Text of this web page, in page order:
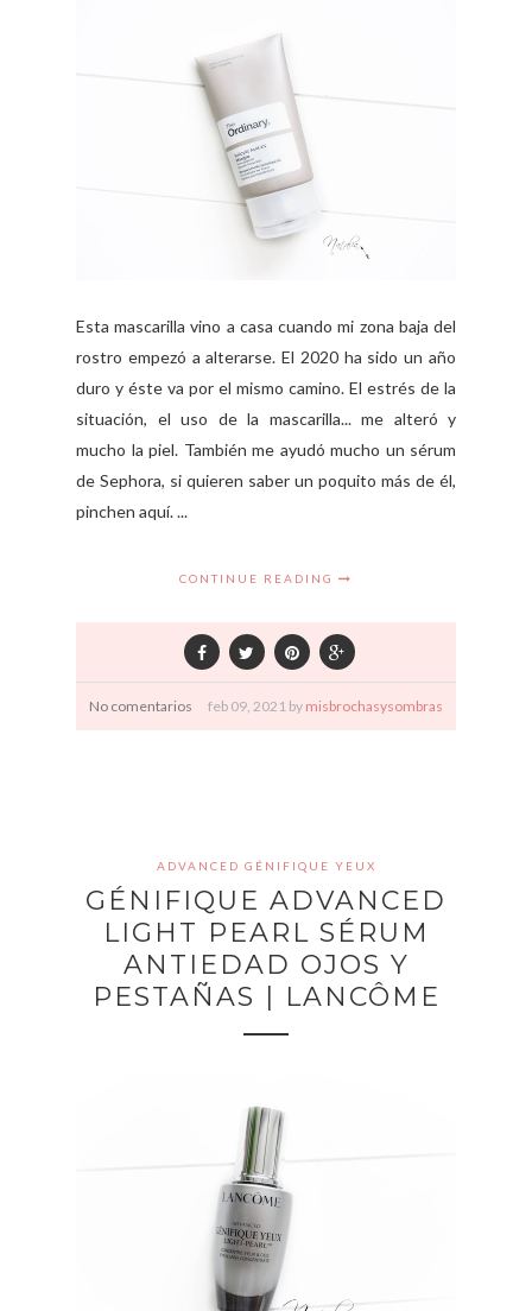
Esta mascarilla vino a casa cuando mi zona baja del
rostro empezó a alterarse. El 2020 ha sido un año
duro y éste va por el mismo camino. El estrés de la
situación, el uso de la mascarilla... me alteró y
mucho la piel. También me ayudó mucho un sérum
de Sephora, si quieren saber un poquito más de él,
pinchen aquí. ...
CONTINUE READING
No comentarios feb 09, 2021 by misbrochasysombras
ADVANCED GÉNIFIQUE YEUX
GÉNIFIQUE ADVANCED
LIGHT PEARL SÉRUM
ANTIEDAD OJOS Y
PESTAÑAS | LANCÔME